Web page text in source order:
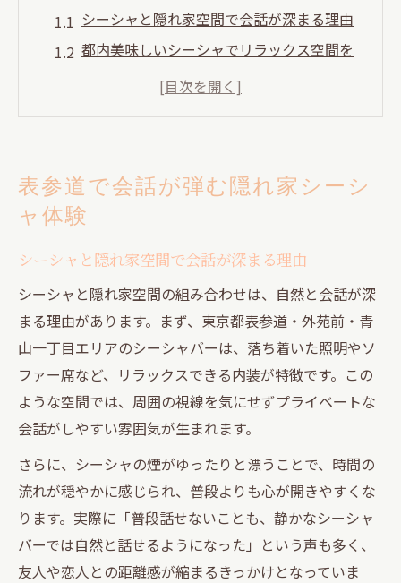
シーシャと隠れ家空間で会話が深まる理由
都内美味しいシーシャでリラックス空間を
を体験
東京一人シーシャでも安心の隠れ家体験
青山一丁目の大人空間でシーシャと癒し時間を
静かな隠れ家でシーシャと会話を楽しむ方
法
都会的な空間で味わう美味しいシーシャ体
験
ノンニコチンのシーシャでリラックスタイ
ム
おしゃれなシーシャバーで新しい癒しを発
見
都内で個室感覚のシーシャを楽しむ新提案
表参道で会話が弾む隠れ家シーシ
ャ体験
シーシャと隠れ家空間で会話が深まる理由
シーシャと隠れ家空間の組み合わせは、自然と会話が深
まる理由があります。まず、東京都表参道・外苑前・青
山一丁目エリアのシーシャバーは、落ち着いた照明やソ
ファー席など、リラックスできる内装が特徴です。この
ような空間では、周囲の視線を気にせずプライベートな
会話がしやすい雰囲気が生まれます。
さらに、シーシャの煙がゆったりと漂うことで、時間の
流れが穏やかに感じられ、普段よりも心が開きやすくな
ります。実際に「普段話せないことも、静かなシーシャ
バーでは自然と話せるようになった」という声も多く、
友人や恋人との距離感が縮まるきっかけとなっていま